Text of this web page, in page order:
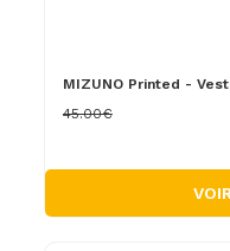
MIZUNO Printed -
45.00€